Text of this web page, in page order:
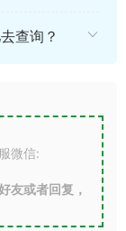
查询？
微信:
友或者回复，